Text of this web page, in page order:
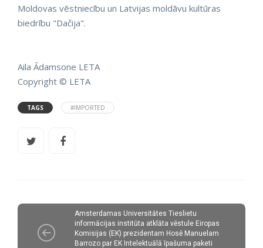
Moldovas vēstniecību un Latvijas moldāvu kultūras
biedrību "Dačija".
Aila Ādamsone LETA
Copyright © LETA
TAGS #IMPORTED
Amsterdamas Universitātes Tieslietu
informācijas institūta atklāta vēstule Eiropas
Komisijas (EK) prezidentam Hosē Manuelam
Barrozo par EK Intelektuālā īpašuma paketi